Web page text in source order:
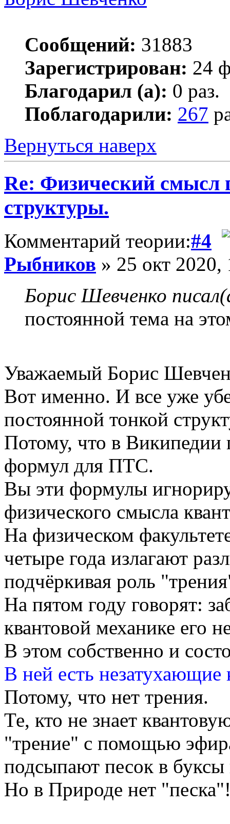
Сообщений: 31883
Зарегистрирован: 24
Благодарил (а): 0 раз.
Поблагодарили: 267
Вернуться наверх
Re: Физический смысл
структуры.
Комментарий теории:#4
Рыбников » 25 окт 2020,
Борис Шевченко
постоянной тема на
Уважаемый Борис
Вот именно. И все уже
постоянной тонкой
Потому, что в Википедии
формул для ПТС.
Вы эти формулы
физического смысла
На физическом
четыре года излагают
подчёркивая роль
На пятом году говорят:
квантовой механике его
В этом собственно и
В ней есть незатухающие
Потому, что нет трения.
Те, кто не знает
"трение" с помощью
подсыпают песок в буксы
Но в Природе нет